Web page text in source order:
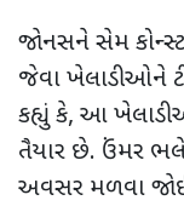
જોનસને સેમ
જેવા ખેલાડીઓને
કહ્યું કે, આ
તૈયાર છે. ઉંમર
અવસર મળવા